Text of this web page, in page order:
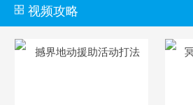
视频攻略